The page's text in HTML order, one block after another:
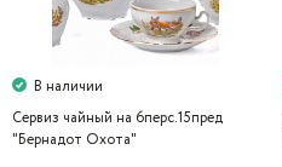
В наличии
Сервиз чайный на 6перс.15пред
"Бернадот Охота"